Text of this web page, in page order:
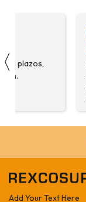
que
Salvador,
todo￼
Add Your Text Here